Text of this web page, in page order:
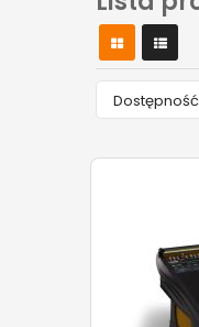
Dostępność